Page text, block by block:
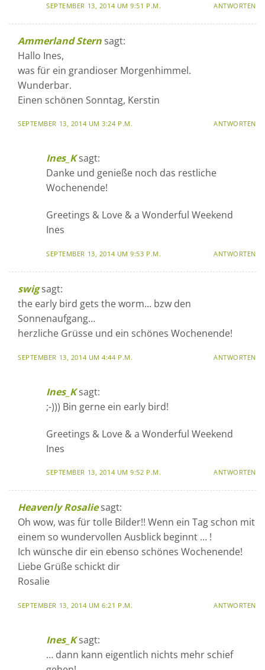
SEPTEMBER 13, 2014 UM 9:51 P.M. ANTWORTEN
Ammerland Stern sagt:
Hallo Ines,
was für ein grandioser Morgenhimmel.
Wunderbar.
Einen schönen Sonntag, Kerstin
SEPTEMBER 13, 2014 UM 3:24 P.M. ANTWORTEN
Ines_K sagt:
Danke und genieße noch das restliche
Wochenende!
Greetings & Love & a Wonderful Weekend
Ines
SEPTEMBER 13, 2014 UM 9:53 P.M. ANTWORTEN
swig sagt:
the early bird gets the worm… bzw den
Sonnenaufgang…
herzliche Grüsse und ein schönes Wochenende!
SEPTEMBER 13, 2014 UM 4:44 P.M. ANTWORTEN
Ines_K sagt:
;-))) Bin gerne ein early bird!
Greetings & Love & a Wonderful Weekend
Ines
SEPTEMBER 13, 2014 UM 9:52 P.M. ANTWORTEN
Heavenly Rosalie sagt:
Oh wow, was für tolle Bilder!! Wenn ein Tag schon mit
einem so wundervollen Ausblick beginnt … !
Ich wünsche dir ein ebenso schönes Wochenende!
Liebe Grüße schickt dir
Rosalie
SEPTEMBER 13, 2014 UM 6:21 P.M. ANTWORTEN
Ines_K sagt:
… dann kann eigentlich nichts mehr schief